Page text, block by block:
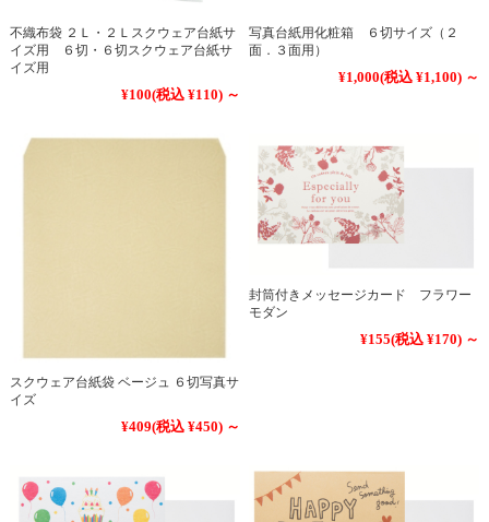
不織布袋 ２Ｌ・２Ｌスクウェア台紙サ
イズ用 ６切・６切スクウェア台紙サ
イズ用
¥100(税込 ¥110) ～
写真台紙用化粧箱 ６切サイズ（２
面．３面用）
¥1,000(税込 ¥1,100) ～
スクウェア台紙袋 ベージュ ６切写真サ
イズ
¥409(税込 ¥450) ～
封筒付きメッセージカード フラワー
モダン
¥155(税込 ¥170) ～